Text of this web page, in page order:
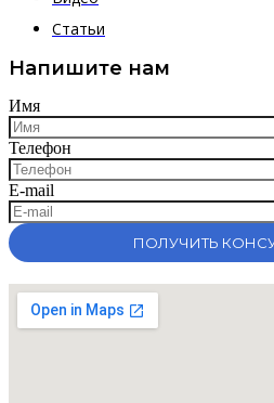
Статьи
Напишите нам
Имя
Телефон
E-mail